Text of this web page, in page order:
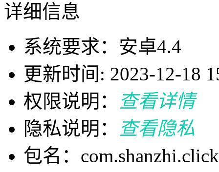
详细信息
系统要求：安卓4.4
更新时间: 2023-12-18
权限说明：
查看详情
隐私说明：
查看隐私
包名：